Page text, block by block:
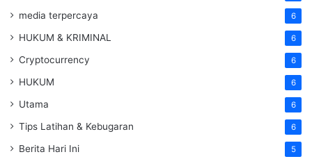
media terpercaya 6
HUKUM & KRIMINAL 6
Cryptocurrency 6
HUKUM 6
Utama 6
Tips Latihan & Kebugaran 6
Berita Hari Ini 5